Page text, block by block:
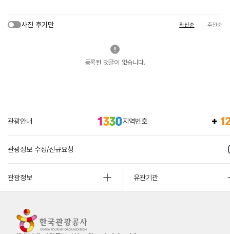
사진 후기만 최신순 추천순
등록된 댓글이 없습니다.
관광안내 지역번호
관광정보 수정/신규요청
관광정보 유관기관